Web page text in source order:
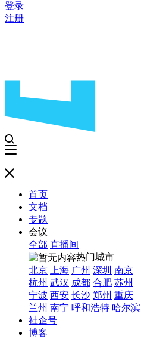
登录
注册
首页
文档
专题
会议
全部 直播间
热门城市
北京
上海 广州 深圳 南京
杭州 武汉 成都 合肥 苏州
宁波 西安 长沙 郑州 重庆
兰州 南宁 呼和浩特 哈尔滨
社企号
博客